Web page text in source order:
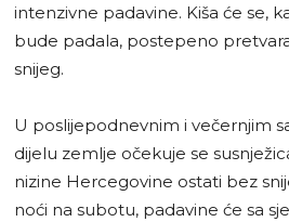
intenzivne padavine. Kiša će se,
bude padala, postepeno
snijeg.
U poslijepodnevnim i večernjim
dijelu zemlje očekuje se
nizine Hercegovine ostati bez
noći na subotu, padavine će sa